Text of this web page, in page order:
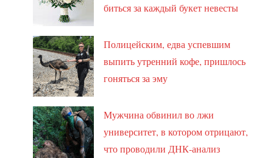
биться за каждый букет невесты
Полицейским, едва успевшим
выпить утренний кофе, пришлось
гоняться за эму
Мужчина обвинил во лжи
университет, в котором отрицают,
что проводили ДНК-анализ